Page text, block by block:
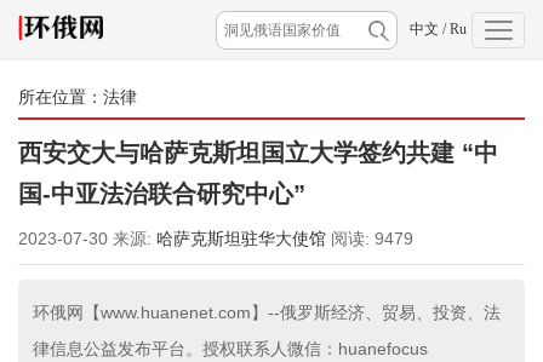
中文 / Ru
所在位置： 法律
西安交大与哈萨克斯坦国立大学签约共建 “中
国-中亚法治联合研究中心”
2023-07-30 来源: 哈萨克斯坦驻华大使馆 阅读: 9479
环俄网【www.huanenet.com】--俄罗斯经济、贸易、投资、法
律信息公益发布平台。授权联系人微信：huanefocus